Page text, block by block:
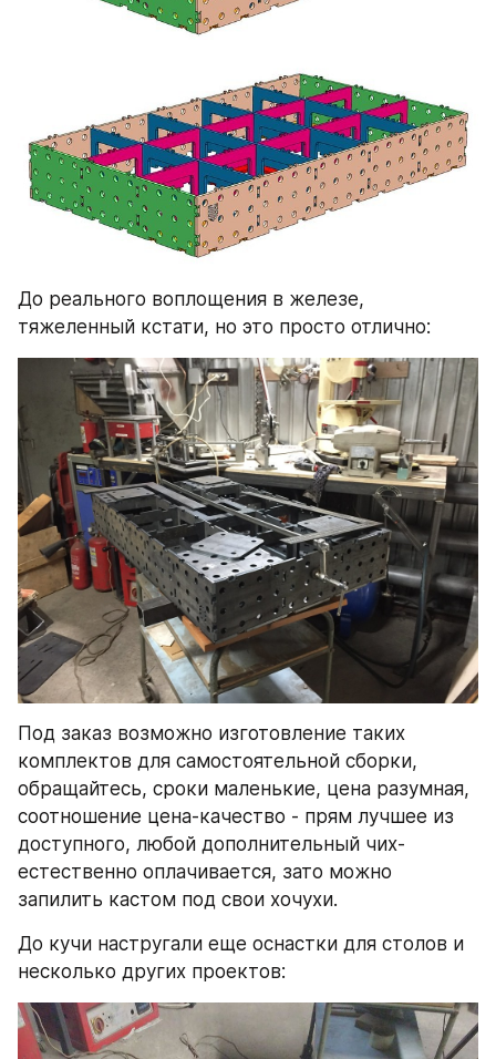
До реального воплощения в железе,
тяжеленный кстати, но это просто отлично:
Под заказ возможно изготовление таких
комплектов для самостоятельной сборки,
обращайтесь, сроки маленькие, цена разумная,
соотношение цена-качество - прям лучшее из
доступного, любой дополнительный чих-
естественно оплачивается, зато можно
запилить кастом под свои хочухи.
До кучи настругали еще оснастки для столов и
несколько других проектов: